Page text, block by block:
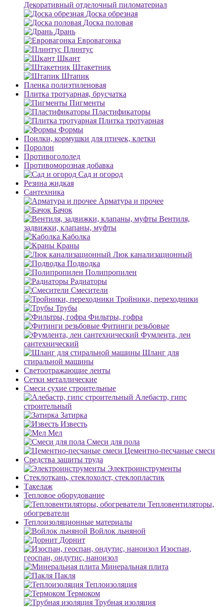
Декоративный отделочный пиломатериал
Доска обрезная
Доска половая
Дрань
Евровагонка
Плинтус
Шкант
Штакетник
Штапик
Пленка полиэтиленовая
Плитка тротуарная, брусчатка
Пигменты
Пластификаторы
Плитка тротуарная
Формы
Поилки, кормушки для птичек, клетки
Поролон
Противогололед
Противоморозная добавка
Сад и огород
Резина жидкая
Сантехника
Арматура и прочее
Бачок
Вентиля,
задвижки, клапаны, муфты
Каболка
Краны
Люк канализационный
Подводка
Полипропилен
Радиаторы
Смесители
Тройники, переходники
Трубы
Фильтры, гофра
Фитинги резьбовые
Фумлента, лен
сантехнический
Шланг для
стиральной машины
Светоотражающие ленты
Сетки металлические
Смеси сухие строительные
Алебастр, гипс
строительный
Затирка
Известь
Мел
Смеси для пола
Цементно-песчаные смеси
Средства защиты труда
Электроинструменты
Стеклоткань, стеклохолст, стеклопластик
Такелаж
Тепловое оборудование
Тепловентиляторы,
обогреватели
Теплоизоляционные материалы
Войлок льняной
Дорнит
Изоспан,
геоспан, ондутис, наноизол
Минеральная плита
Пакля
Теплоизоляция
Термоком
Трубная изоляция